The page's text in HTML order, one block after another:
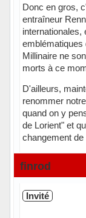
Donc en gros,
entraîneur
internationales,
emblématiques
Millinaire ne
morts à ce
D'ailleurs,
renommer
quand on y
de Lorient" et
changement de
Hors ligne
finrod
Invité